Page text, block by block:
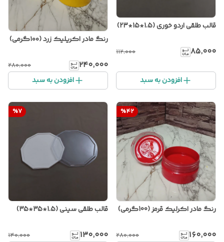
قالب طلقی اردو خوری (1.5*15*23)
۸۵٬۰۰۰ ۱۱۲٬۰۰۰
افزودن به سبد
رنگ مادر اکریلیک زرد (۱۰۰گرمی)
۲۴۰٬۰۰۰ ۲۸۰٬۰۰۰
افزودن به سبد
%42
رنگ مادر اکرلیک قرمز (100گرمی)
۱۶۰٬۰۰۰ ۲۸۰٬۰۰۰
%7
قالب طلقی سینی (1.5*35*35)
۱۳۰٬۰۰۰ ۱۴۰٬۰۰۰